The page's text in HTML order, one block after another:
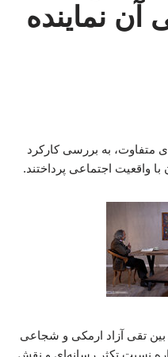
نماینده
متفاوت، به بررسی کارکرد
واقعیت اجتماعی پرداختند.
بین تقی آزاد ارمکی و شجاعی
نسبت تکثر رسانه‌ای و نقش